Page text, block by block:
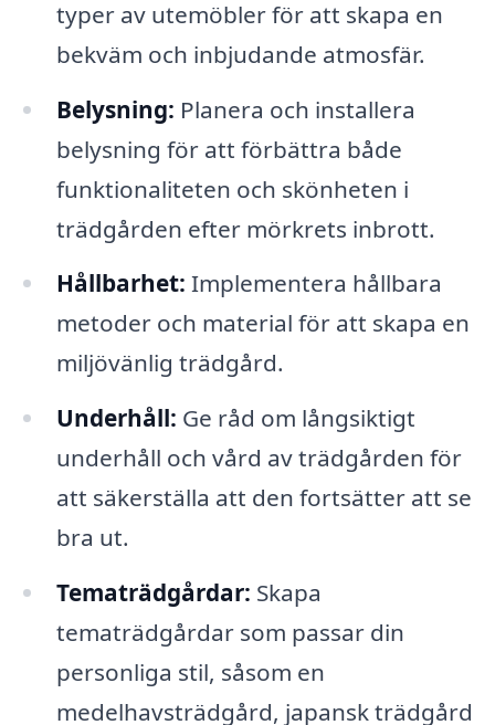
typer av utemöbler för att skapa en
bekväm och inbjudande atmosfär.
Belysning: Planera och installera
belysning för att förbättra både
funktionaliteten och skönheten i
trädgården efter mörkrets inbrott.
Hållbarhet: Implementera hållbara
metoder och material för att skapa en
miljövänlig trädgård.
Underhåll: Ge råd om långsiktigt
underhåll och vård av trädgården för
att säkerställa att den fortsätter att se
bra ut.
Tematrädgårdar: Skapa
tematrädgårdar som passar din
personliga stil, såsom en
medelhavsträdgård, japansk trädgård